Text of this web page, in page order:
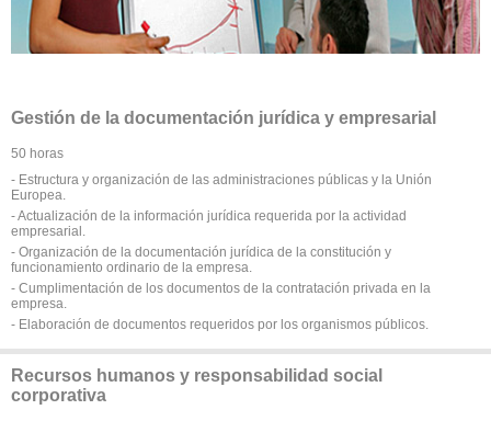
Gestión de la documentación jurídica y empresarial
50 horas
- Estructura y organización de las administraciones públicas y la Unión
Europea.
- Actualización de la información jurídica requerida por la actividad
empresarial.
- Organización de la documentación jurídica de la constitución y
funcionamiento ordinario de la empresa.
- Cumplimentación de los documentos de la contratación privada en la
empresa.
- Elaboración de documentos requeridos por los organismos públicos.
Recursos humanos y responsabilidad social
corporativa